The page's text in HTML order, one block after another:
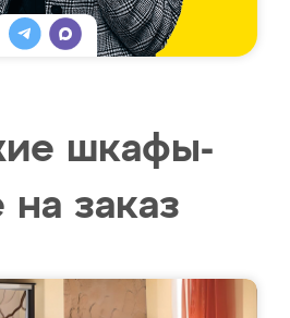
шкафы-
на заказ